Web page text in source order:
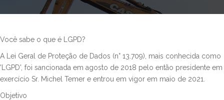
Você sabe o que é LGPD?
A Lei Geral de Proteção de Dados (n° 13.709), mais conhecida como
'LGPD', foi sancionada em agosto de 2018 pelo então presidente em
exercício Sr. Michel Temer e entrou em vigor em maio de 2021.
Objetivo